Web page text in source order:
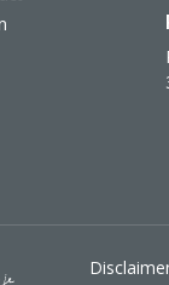
DSW